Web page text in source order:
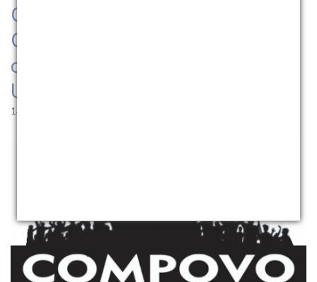
Comitê de Enfrentamento ao
Coronavírus em Pelotas é
criado com participação da
UCPel
14.05.2020 | 12:01